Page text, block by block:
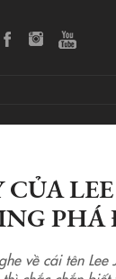
PHÁ
về cái tên Lee
Jong Suk có rating